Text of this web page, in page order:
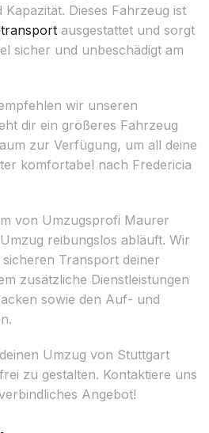
Dieses Fahrzeug ist
ausgestattet und sorgt
sicher und unbeschädigt am
wir unseren
dir ein größeres Fahrzeug
zur Verfügung, um all deine
komfortabel nach Fredericia
von Umzugsprofi Maurer
reibungslos abläuft. Wir
Transport deiner
zusätzliche Dienstleistungen
sowie den Auf- und
Umzug von Stuttgart
zu gestalten. Kontaktiere uns
Angebot!